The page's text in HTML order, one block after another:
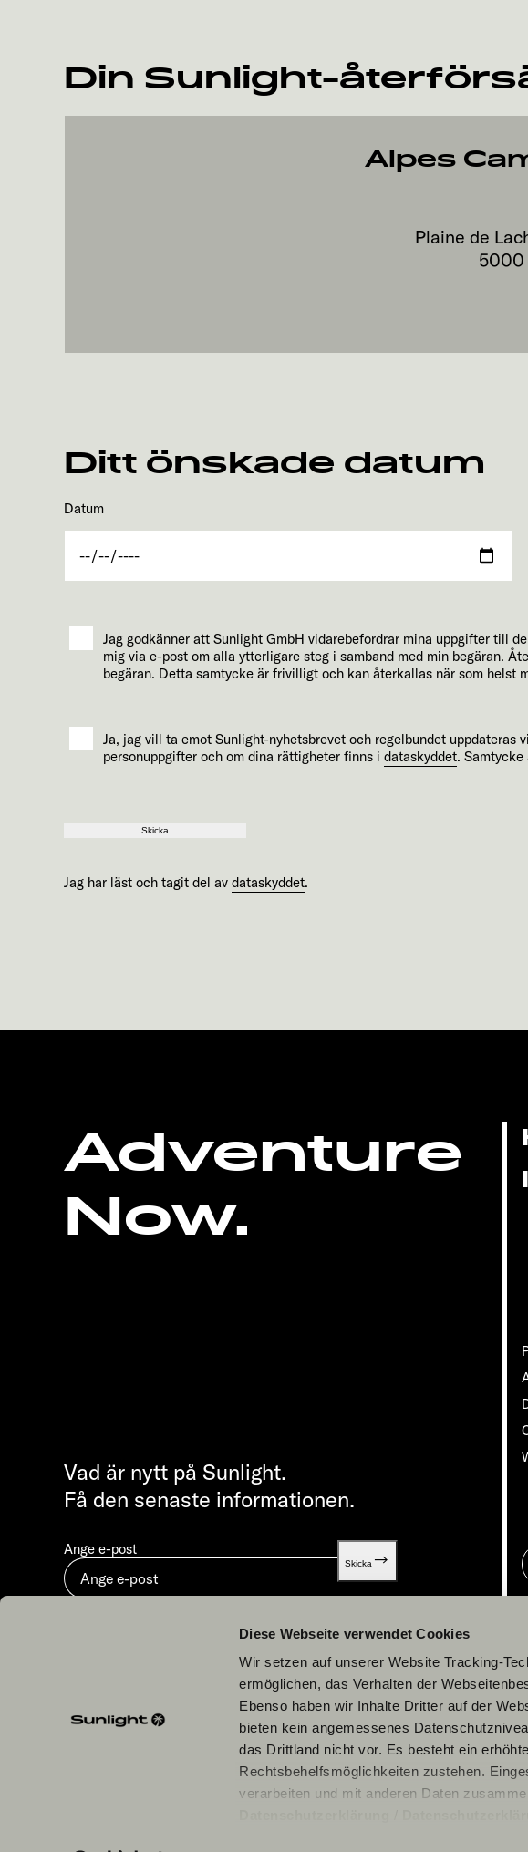
Diese Webseite verwendet Cookies
Wir setzen auf unserer Website Tracking-
ermöglichen, das Verhalten der
Ebenso haben wir Inhalte Dritter auf der
bieten kein angemessenes
das Drittland nicht vor. Es besteht ein
Rechtsbehelfsmöglichkeiten zustehen.
verarbeiten und mit anderen Daten
Din Sunlight-
Alpes
Plaine de
5000
Ditt önskade datum
Datum
Jag godkänner att Sunlight GmbH vidarebefordrar mina uppgifter till
mig via e-post om alla ytterligare steg i samband med min begäran.
begäran. Detta samtycke är frivilligt och kan återkallas när som helst
Ja, jag vill ta emot Sunlight-nyhetsbrevet och regelbundet
personuppgifter och om dina rättigheter finns i dataskyddet.
Skicka
Jag har läst och tagit del av dataskyddet.
Adventure
Now.
Vad är nytt på Sunlight.
Få den senaste informationen.
Ange e-post
Skicka